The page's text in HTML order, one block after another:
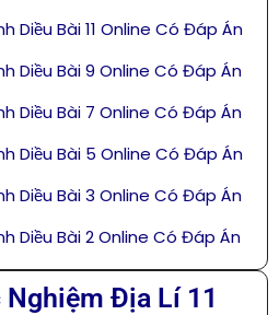
Diều Bài 11 Online Có Đáp Án
Diều Bài 9 Online Có Đáp Án
Diều Bài 7 Online Có Đáp Án
Diều Bài 5 Online Có Đáp Án
Diều Bài 3 Online Có Đáp Án
Diều Bài 2 Online Có Đáp Án
Nghiệm Địa Lí 11